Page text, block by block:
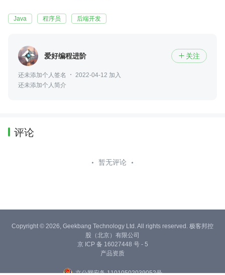
Java 程序员 后端开发
爱好编程进阶  关注
还未添加个人签名
2022-04-12 加入
还未添加个人简介
评论
暂无评论
Copyright © 2026, Geekbang Technology Ltd. All rights reserved. 极客邦控
股（北京）有限公司
京 ICP 备 16027448 号 - 5
产品资质
京公网安备 11010502039052号